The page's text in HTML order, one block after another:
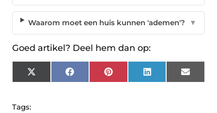
Waarom moet een huis kunnen 'ademen'? ▼
Goed artikel? Deel hem dan op:
X
(Twitter)
FacebookPinterest LinkedIn Email
Tags: